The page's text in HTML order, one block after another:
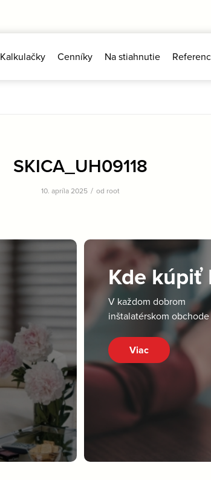
Kalkulačky Cenníky Na stiahnutie
SKICA_UH09118
10. apríla 2025 / od root
Kde kúpiť
V každom dobrom
inštalatérskom obchode
Viac